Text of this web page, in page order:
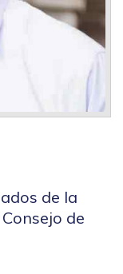
de la
de